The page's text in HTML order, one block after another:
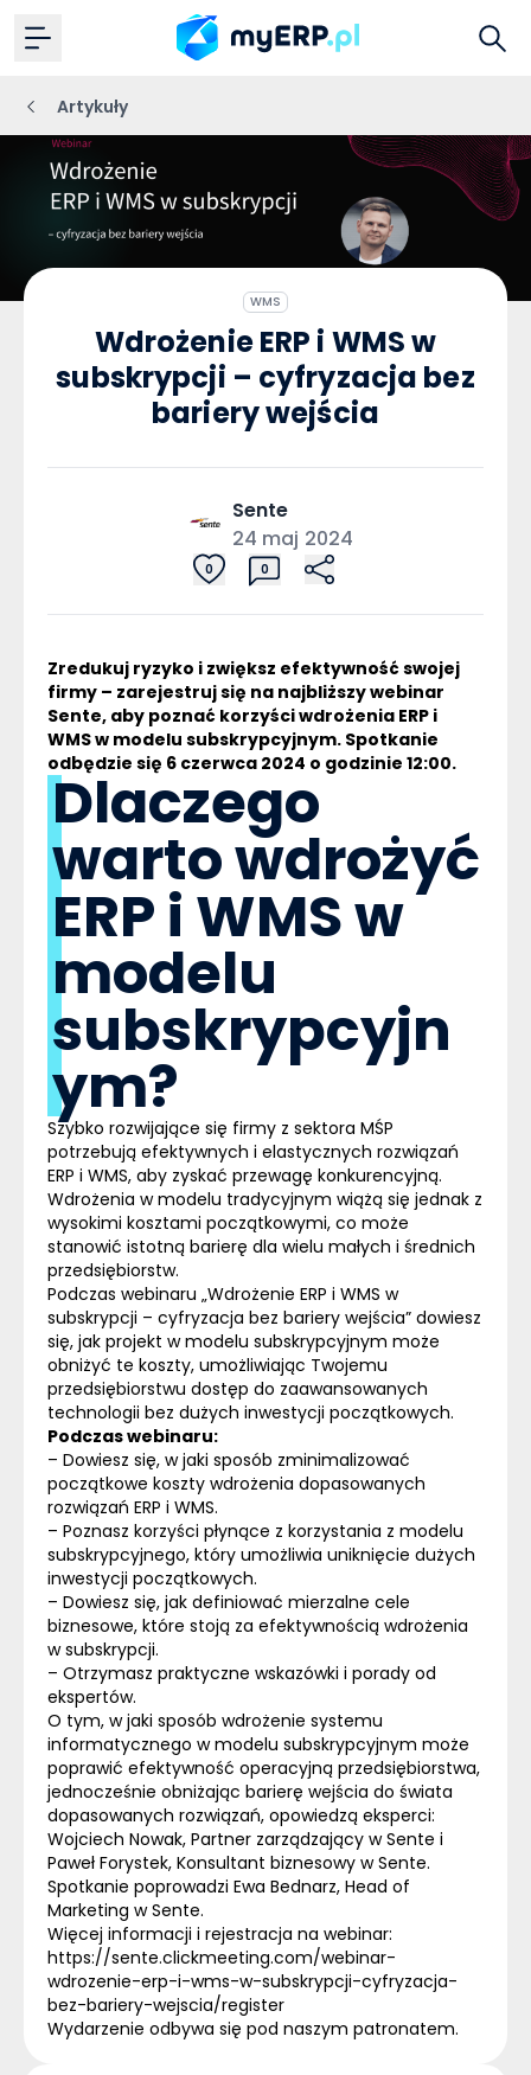
Artykuły
WMS
Wdrożenie ERP i WMS w
subskrypcji – cyfryzacja bez
bariery wejścia
Sente
24 maj 2024
0 0
Zredukuj ryzyko i zwiększ efektywność swojej
firmy – zarejestruj się na najbliższy webinar
Sente, aby poznać korzyści wdrożenia ERP i
WMSw modelu subskrypcyjnym. Spotkanie
odbędzie się 6 czerwca 2024 o godzinie 12:00.
Dlaczego
warto wdrożyć
ERP i WMS w
modelu
subskrypcyjn
ym?
Szybko rozwijające się firmy z sektora MŚP
potrzebują efektywnych i elastycznych rozwiązań
ERP i WMS, aby zyskać przewagę konkurencyjną.
Wdrożenia w modelu tradycyjnym wiążą się jednak z
wysokimi kosztami początkowymi, co może
stanowić istotną barierę dla wielu małych i średnich
przedsiębiorstw.
Podczas webinaru „Wdrożenie ERP i WMS w
subskrypcji – cyfryzacja bez bariery wejścia” dowiesz
się, jak projekt w modelu subskrypcyjnym może
obniżyć te koszty, umożliwiając Twojemu
przedsiębiorstwu dostęp do zaawansowanych
technologii bez dużych inwestycji początkowych.
Podczas webinaru:
– Dowiesz się, w jaki sposób zminimalizować
początkowe koszty wdrożenia dopasowanych
rozwiązań ERP i WMS.
– Poznasz korzyści płynące z korzystania z modelu
subskrypcyjnego, który umożliwia uniknięcie dużych
inwestycji początkowych.
– Dowiesz się, jak definiować mierzalne cele
biznesowe, które stoją za efektywnością wdrożenia
w subskrypcji.
– Otrzymasz praktyczne wskazówki i porady od
ekspertów.
O tym, w jaki sposób wdrożenie systemu
informatycznego w modelu subskrypcyjnym może
poprawić efektywność operacyjną przedsiębiorstwa,
jednocześnie obniżając barierę wejścia do świata
dopasowanych rozwiązań, opowiedzą eksperci:
Wojciech Nowak, Partner zarządzający w Sente i
Paweł Forystek, Konsultant biznesowy w Sente.
Spotkanie poprowadzi Ewa Bednarz, Head of
Marketing w Sente.
Więcej informacji i rejestracja na webinar:
https://sente.clickmeeting.com/webinar-
wdrozenie-erp-i-wms-w-subskrypcji-cyfryzacja-
bez-bariery-wejscia/register
Wydarzenie odbywa się pod naszym patronatem.